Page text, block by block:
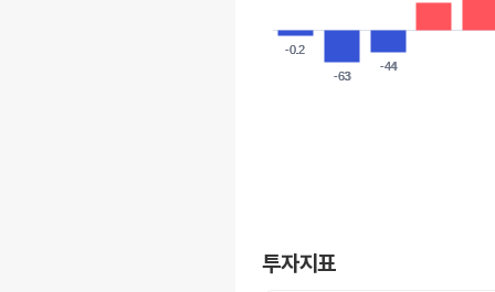
-0.2
-0.2
-63
-63
-44
-44
투자지표